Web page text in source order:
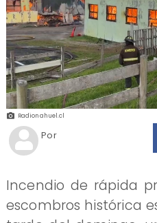
Radionahuel.cl
Por
Incendio de rápida
escombros histórica